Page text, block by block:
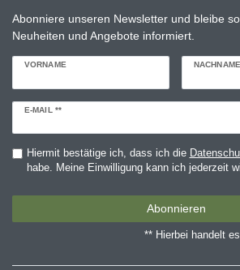
Abonniere unseren Newsletter und bleibe
Neuheiten und Angebote informiert.
VORNAME NACHNAME
E-MAIL **
Newsletter
Hiermit bestätige ich, dass ich die
habe. Meine Einwilligung kann ich jederzeit
Abonnieren
** Hierbei handelt